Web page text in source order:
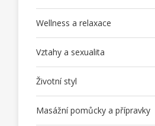
Wellness a relaxace
Vztahy a sexualita
Životní styl
Masážní pomůcky a přípravky